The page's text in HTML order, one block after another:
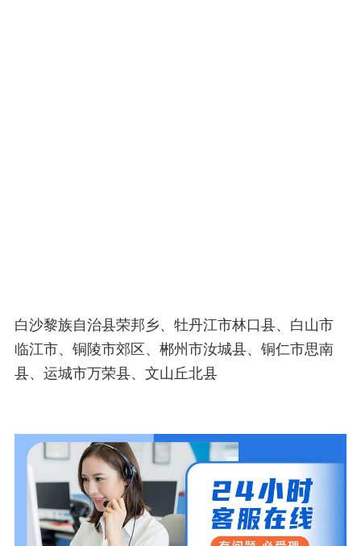
白沙黎族自治县荣邦乡、牡丹江市林口县、白山市
临江市、铜陵市郊区、郴州市汝城县、铜仁市思南
县、运城市万荣县、文山丘北县